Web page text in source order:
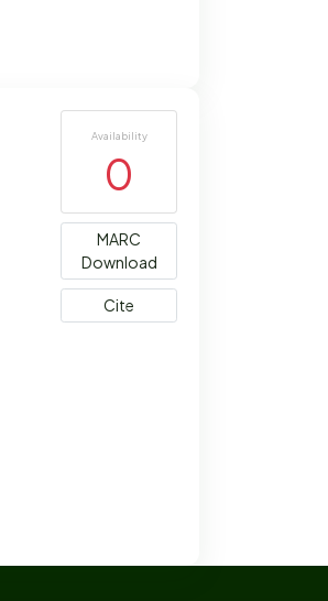
Availability
0
MARC
Download
Cite